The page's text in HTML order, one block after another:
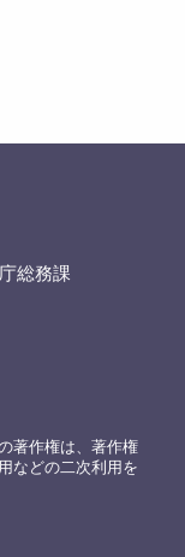
総務課
著作権は、著作権
などの二次利用を